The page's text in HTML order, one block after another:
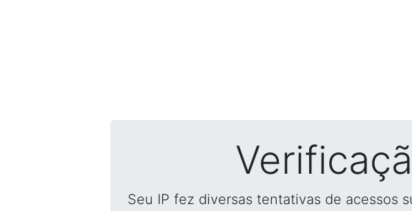
Seu IP fez diversas tentativas de acessos